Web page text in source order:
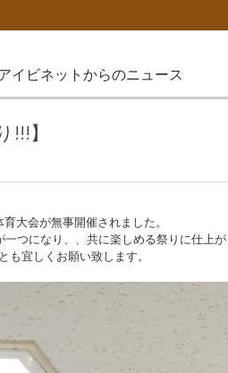
イビネットからのニュース
!!!】
大会が無事開催されました。
つになり、、共に楽しめる祭りに仕上が
宜しくお願い致します。